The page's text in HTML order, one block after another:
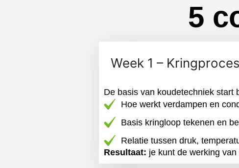
5
Week 1 – Kringproces
De basis van koudetechniek start
Hoe werkt verdampen en
Basis kringloop tekenen en
Relatie tussen druk,
Resultaat: je kunt de werking